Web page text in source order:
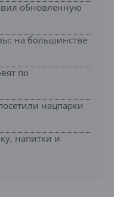
обновленную
на большинстве
по
нацпарки
напитки и